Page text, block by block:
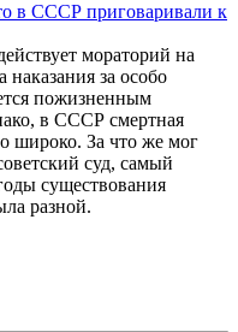
в СССР приговаривали к
мораторий на
за особо
пожизненным
в СССР смертная
широко. За что же мог
суд, самый
существования
разной.